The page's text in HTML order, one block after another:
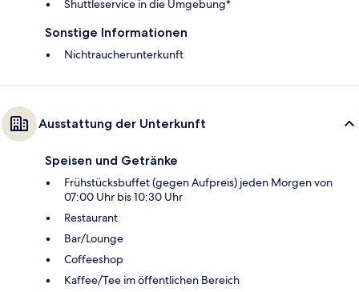
Shuttleservice in die Umgebung*
Sonstige Informationen
Nichtraucherunterkunft
Ausstattung der Unterkunft
Speisen und Getränke
Frühstücksbuffet (gegen Aufpreis) jeden Morgen von
07:00 Uhr bis 10:30 Uhr
Restaurant
Bar/Lounge
Coffeeshop
Kaffee/Tee im öffentlichen Bereich